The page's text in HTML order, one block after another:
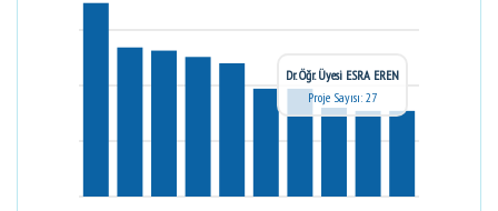
Dr. Öğr. Üyesi ESRA EREN
Proje Sayısı: 27